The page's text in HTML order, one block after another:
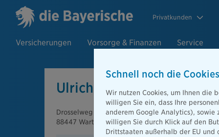
Privatkunden
Versicherungen Vorsorge & Finanzen Service
Ulrich Eppelsheim
Drosselweg 7
88447 Warthausen
Schnell noch die
Wir nutzen Cookies, um Ihnen die
willigen Sie ein, dass Ihre
anderem Google Analytics),
willigen Sie durch Klick auf den
Drittstaaten außerhalb der EU und